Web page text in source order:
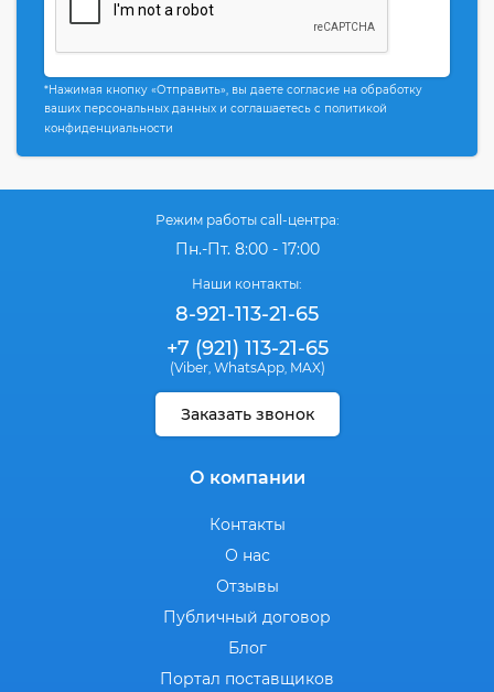
*Нажимая кнопку «Отправить», вы даете согласие на обработку
ваших персональных данных и соглашаетесь с политикой
конфиденциальности
Режим работы call-центра:
Пн.-Пт. 8:00 - 17:00
Наши контакты:
8-921-113-21-65
+7 (921) 113-21-65
(Viber, WhatsApp, MAX)
Заказать звонок
О компании
Контакты
О нас
Отзывы
Публичный договор
Блог
Портал поставщиков